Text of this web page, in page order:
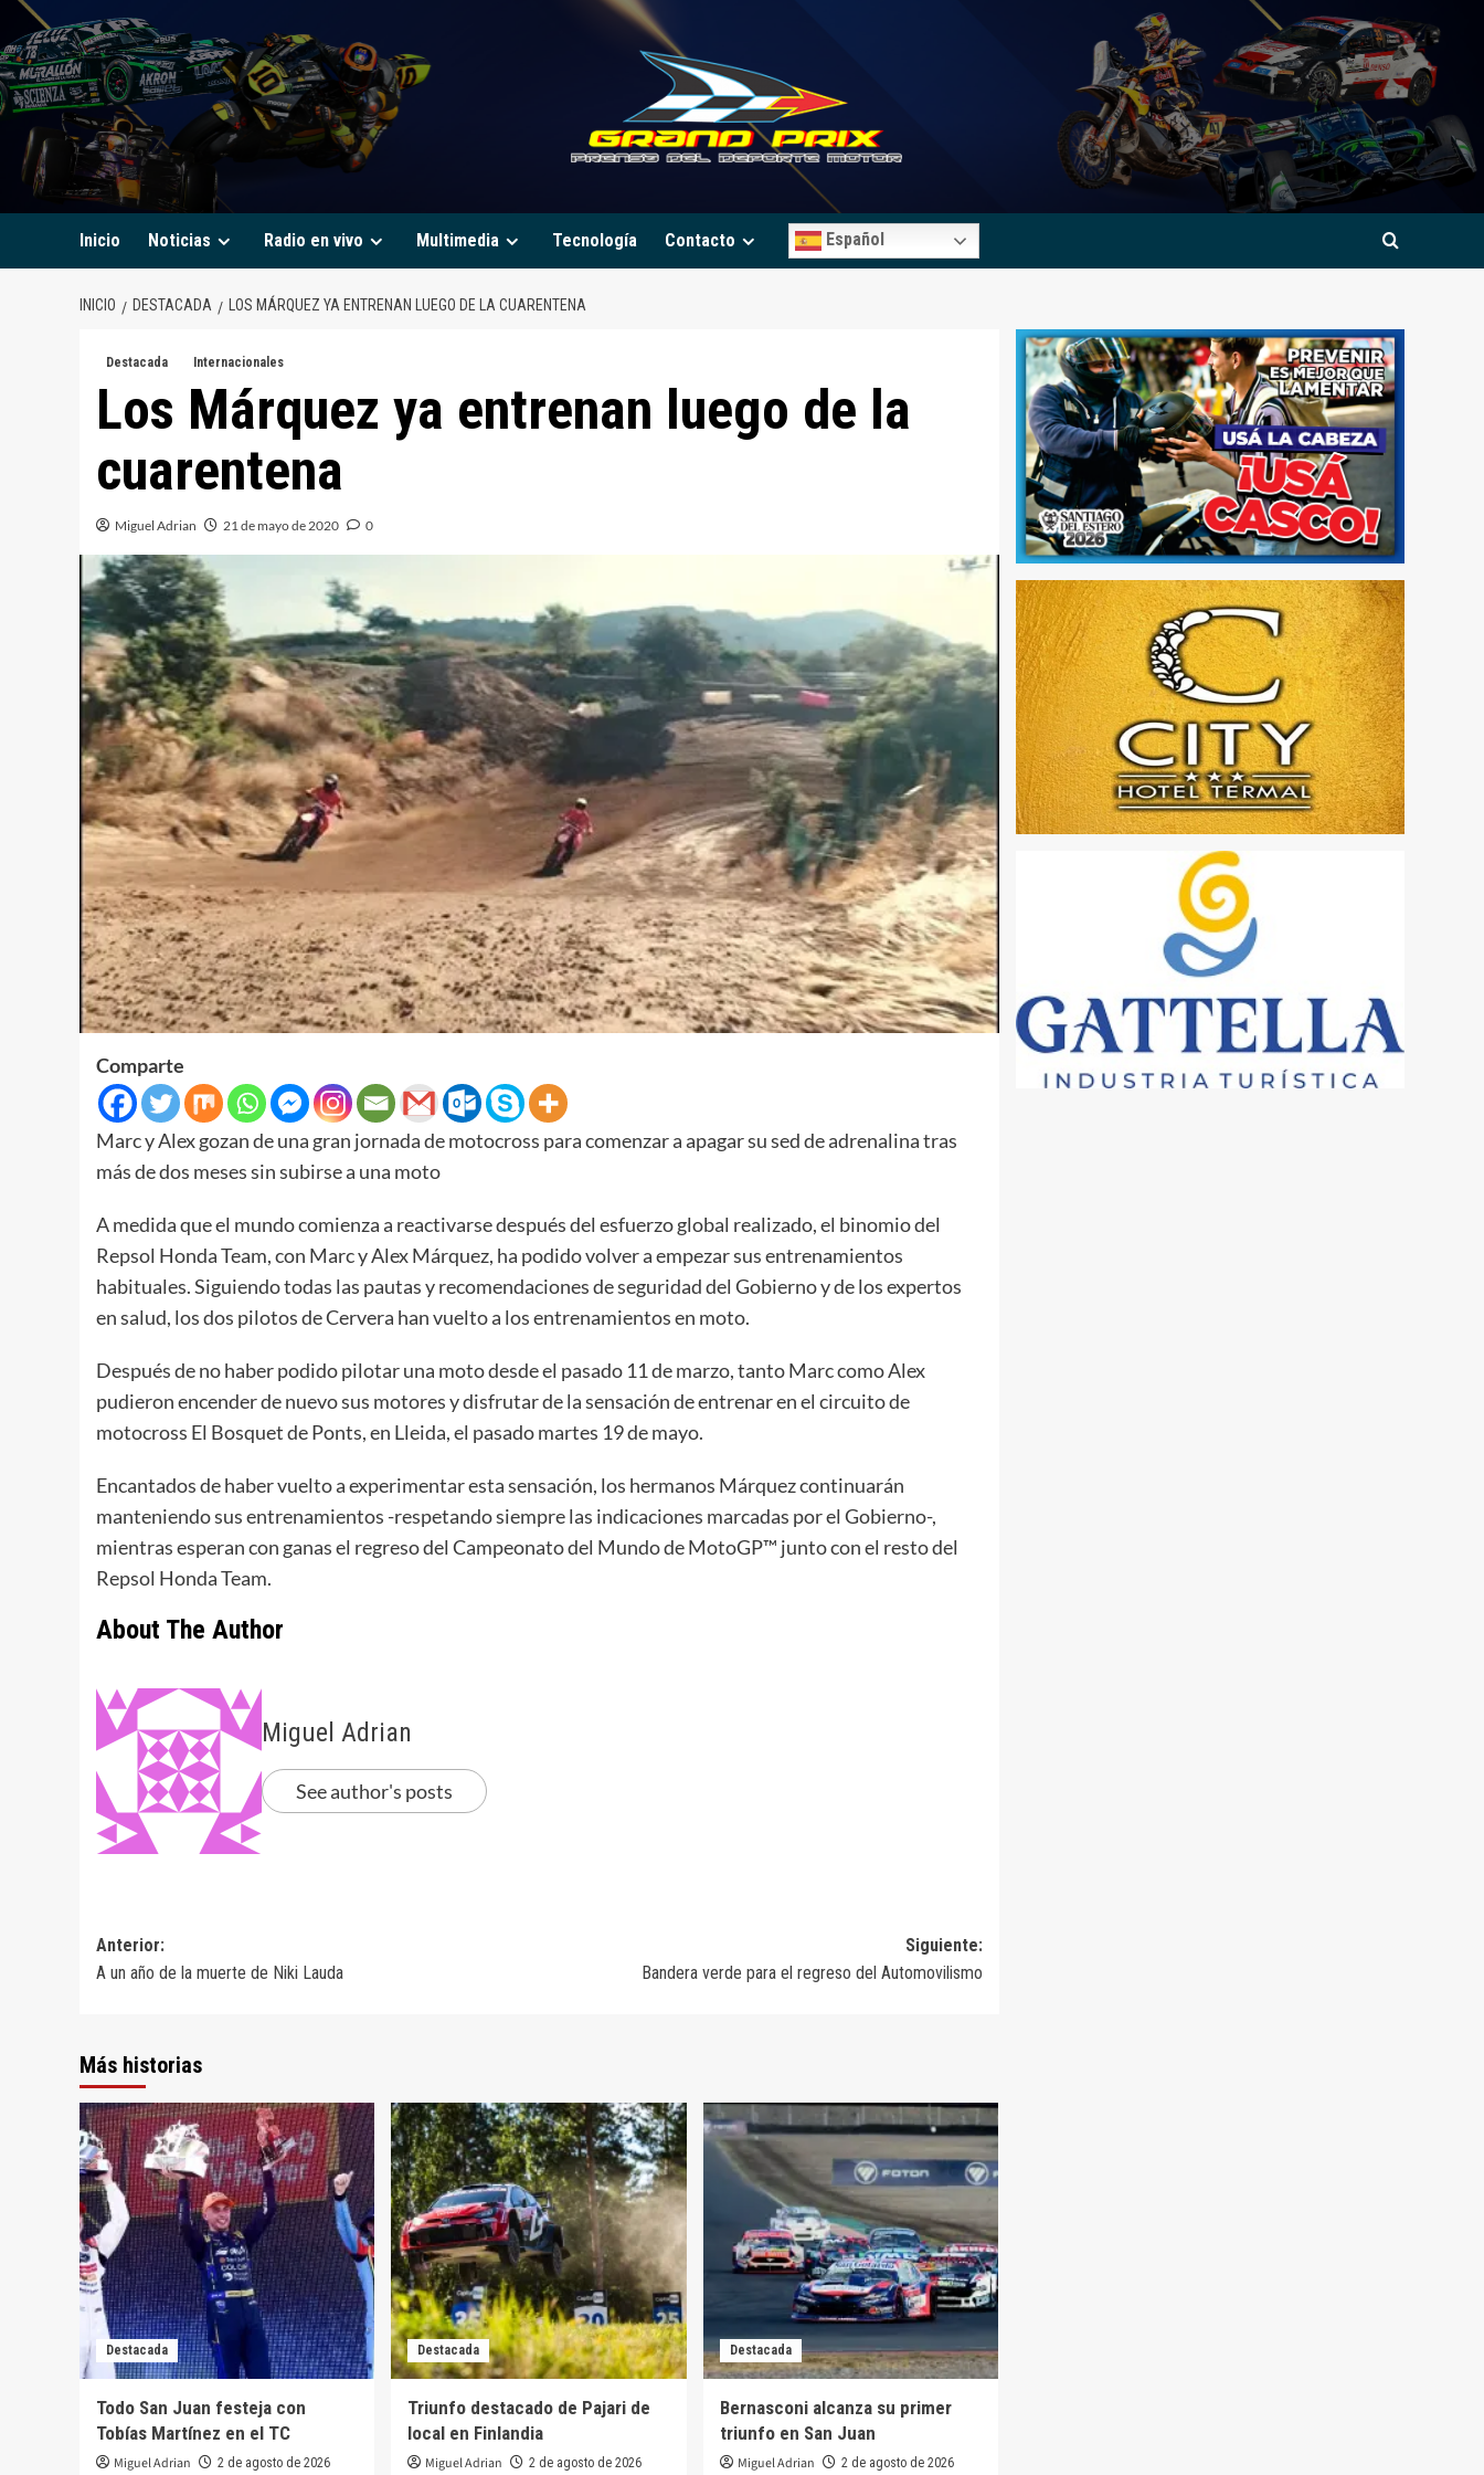
Saltar
al
contenido
Inicio Noticias Radio en vivo Multimedia Tecnología Contacto Español
INICIO DESTACADA LOS MÁRQUEZ YA ENTRENAN LUEGO DE LA CUARENTENA
Destacada Internacionales
Los Márquez ya entrenan luego de la
cuarentena
Miguel Adrian 21 de mayo de 2020 0
Comparte
Marc y Alex gozan de una gran jornada de motocross para comenzar a apagar su sed de adrenalina tras
más de dos meses sin subirse a una moto
A medida que el mundo comienza a reactivarse después del esfuerzo global realizado, el binomio del
Repsol Honda Team, con Marc y Alex Márquez, ha podido volver a empezar sus entrenamientos
habituales. Siguiendo todas las pautas y recomendaciones de seguridad del Gobierno y de los expertos
en salud, los dos pilotos de Cervera han vuelto a los entrenamientos en moto.
Después de no haber podido pilotar una moto desde el pasado 11 de marzo, tanto Marc como Alex
pudieron encender de nuevo sus motores y disfrutar de la sensación de entrenar en el circuito de
motocross El Bosquet de Ponts, en Lleida, el pasado martes 19 de mayo.
Encantados de haber vuelto a experimentar esta sensación, los hermanos Márquez continuarán
manteniendo sus entrenamientos -respetando siempre las indicaciones marcadas por el Gobierno-,
mientras esperan con ganas el regreso del Campeonato del Mundo de MotoGP™ junto con el resto del
Repsol Honda Team.
About The Author
Miguel Adrian
See author's posts
Navegación
de
Anterior:
A un año de la muerte de Niki Lauda
Siguiente:
Bandera verde para el regreso del Automovilismo
Más historias
Destacada
Todo San Juan festeja con
Tobías Martínez en el TC
Miguel Adrian 2 de agosto de 2026
Destacada
Triunfo destacado de Pajari de
local en Finlandia
Miguel Adrian 2 de agosto de 2026
Destacada
Bernasconi alcanza su primer
triunfo en San Juan
Miguel Adrian 2 de agosto de 2026